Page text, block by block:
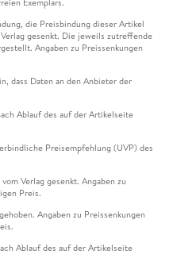
Exemplars.
die Preisbindung dieser Artikel
gesenkt. Die jeweils zutreffende
Angaben zu Preissenkungen
dass Daten an den Anbieter der
Ablauf des auf der Artikelseite
Preisempfehlung (UVP) des
Verlag gesenkt. Angaben zu
Preis.
Angaben zu Preissenkungen
Ablauf des auf der Artikelseite